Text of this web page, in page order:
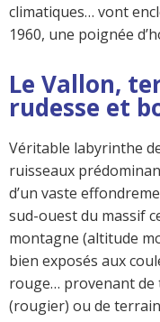
climatiques… vont
1960, une poignée
Le Vallon,
rudesse et
Véritable labyrinthe
ruisseaux
d’un vaste
sud-ouest du massif
montagne (altitude
bien exposés aux
rouge… provenant
(rougier) ou de